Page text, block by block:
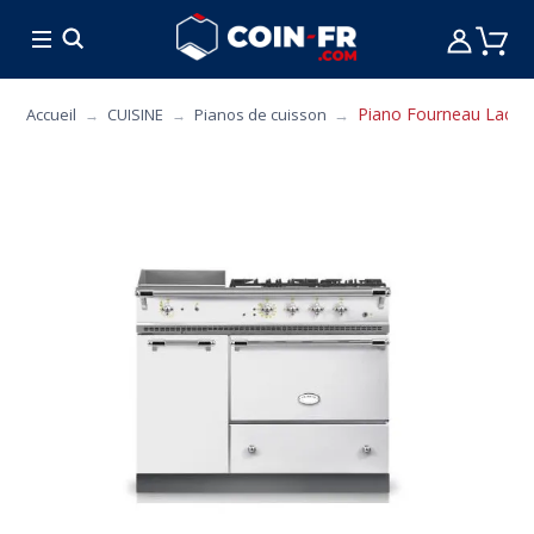
CUISINE MOBILIER
Accueil CUISINE Pianos de cuisson Piano Fourneau